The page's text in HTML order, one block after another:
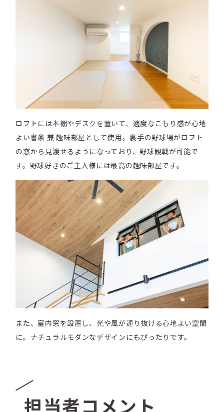
ロフトには本棚やデスクを置いて、適度なこもり感が心地
よい書斎 兼 趣味部屋として使用。裏手の野球場がロフト
の窓から見渡せるようになっており、野球観戦が可能で
す。野球好きのご主人様には最高の趣味部屋です。
また、室内窓を設置し、光や風が通り抜ける心地よい空間
に。ナチュラルモダンなデザインにもぴったりです。
担当者コメント